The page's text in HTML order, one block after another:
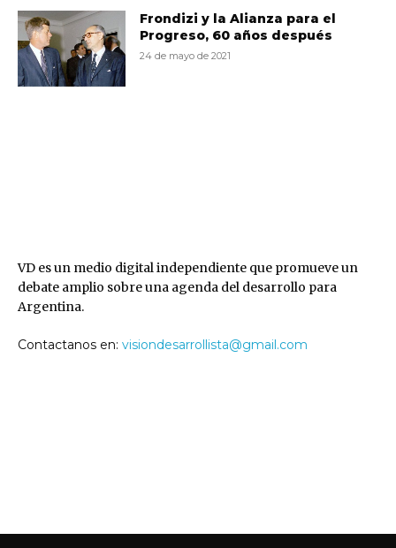
Frondizi y la Alianza para el
Progreso, 60 años después
24 de mayo de 2021
VD es un medio digital independiente que promueve un
debate amplio sobre una agenda del desarrollo para
Argentina.
Contactanos en: visiondesarrollista@gmail.com